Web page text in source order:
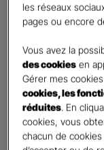
Oui
Non
Civilité
Madame
Monsieur
Contact*
les réseaux
pages ou encore
Vous avez la
des cookies en
Gérer mes
cookies, les
réduites . En
cookies, vous
chacun de